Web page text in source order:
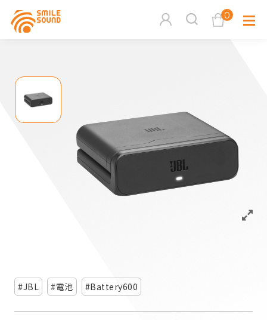
0
商品分類查詢
請選擇商品分類 家用
劇院系
JBL 電池 Battery600